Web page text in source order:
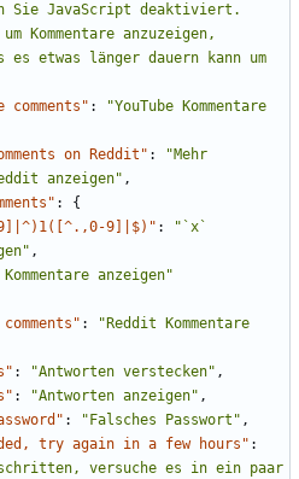
Sie JavaScript deaktiviert.
Kommentare anzuzeigen,
es etwas länger dauern kann um
comments" :
"YouTube Kommentare
on Reddit" :
"Mehr
anzeigen" ,
:
{
9]|$)" :
"`x`
,
anzeigen"
:
"Reddit Kommentare
: "Antworten verstecken" ,
: "Antworten anzeigen" ,
: "Falsches Passwort" ,
try again in a few hours" :
versuche es in ein paar